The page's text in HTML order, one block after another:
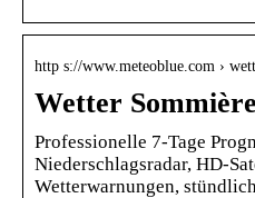
http s://www.meteoblue.com ›
Wetter
Professionelle 7-Tage
Niederschlagsradar, HD-
Wetterwarnungen,